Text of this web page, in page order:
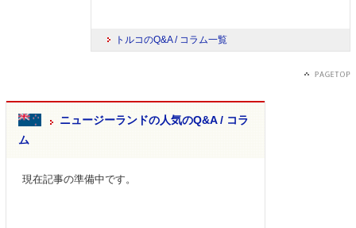
トルコのQ&A / コラム一覧
ニュージーランドの人気のQ&A / コラ
ム
現在記事の準備中です。